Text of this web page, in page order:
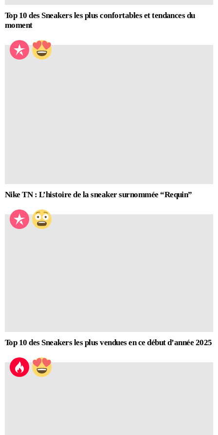
Top 10 des Sneakers les plus confortables et tendances du
moment
Nike TN : L’histoire de la sneaker surnommée “Requin”
Top 10 des Sneakers les plus vendues en ce début d’année 2025